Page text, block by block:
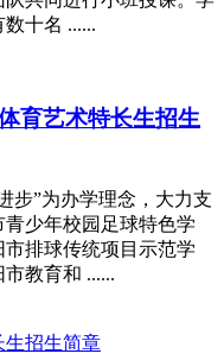
十名 ......
育艺术特长生招生
步”为办学理念，大力支
少年校园足球特色学
排球传统项目示范学
教育和 ......